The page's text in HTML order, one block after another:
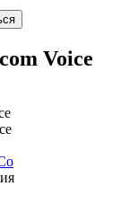
Voice